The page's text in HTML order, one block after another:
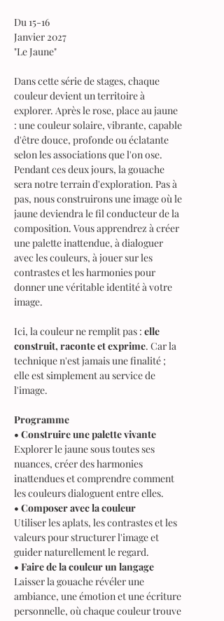
Du 15-16
Janvier 2027
​"Le Jaune"
Dans cette série de stages, chaque
couleur devient un territoire à
explorer. Après le rose, place au jaune
: une couleur solaire, vibrante, capable
d'être douce, profonde ou éclatante
selon les associations que l'on ose.
Pendant ces deux jours, la gouache
sera notre terrain d'exploration. Pas à
pas, nous construirons une image où le
jaune deviendra le fil conducteur de la
composition. Vous apprendrez à créer
une palette inattendue, à dialoguer
avec les couleurs, à jouer sur les
contrastes et les harmonies pour
donner une véritable identité à votre
image.
Ici, la couleur ne remplit pas : elle
construit, raconte et exprime. Car la
technique n'est jamais une finalité ;
elle est simplement au service de
l'image.
Programme
• Construire une palette vivante
Explorer le jaune sous toutes ses
nuances, créer des harmonies
inattendues et comprendre comment
les couleurs dialoguent entre elles.
• Composer avec la couleur
Utiliser les aplats, les contrastes et les
valeurs pour structurer l'image et
guider naturellement le regard.
• Faire de la couleur un langage
Laisser la gouache révéler une
ambiance, une émotion et une écriture
personnelle, où chaque couleur trouve